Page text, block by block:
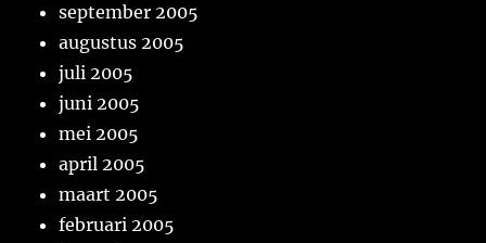
september 2005
augustus 2005
juli 2005
juni 2005
mei 2005
april 2005
maart 2005
februari 2005